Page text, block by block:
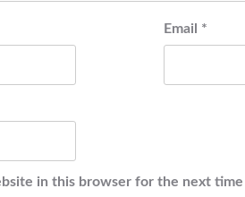
Email *
in this browser for the next